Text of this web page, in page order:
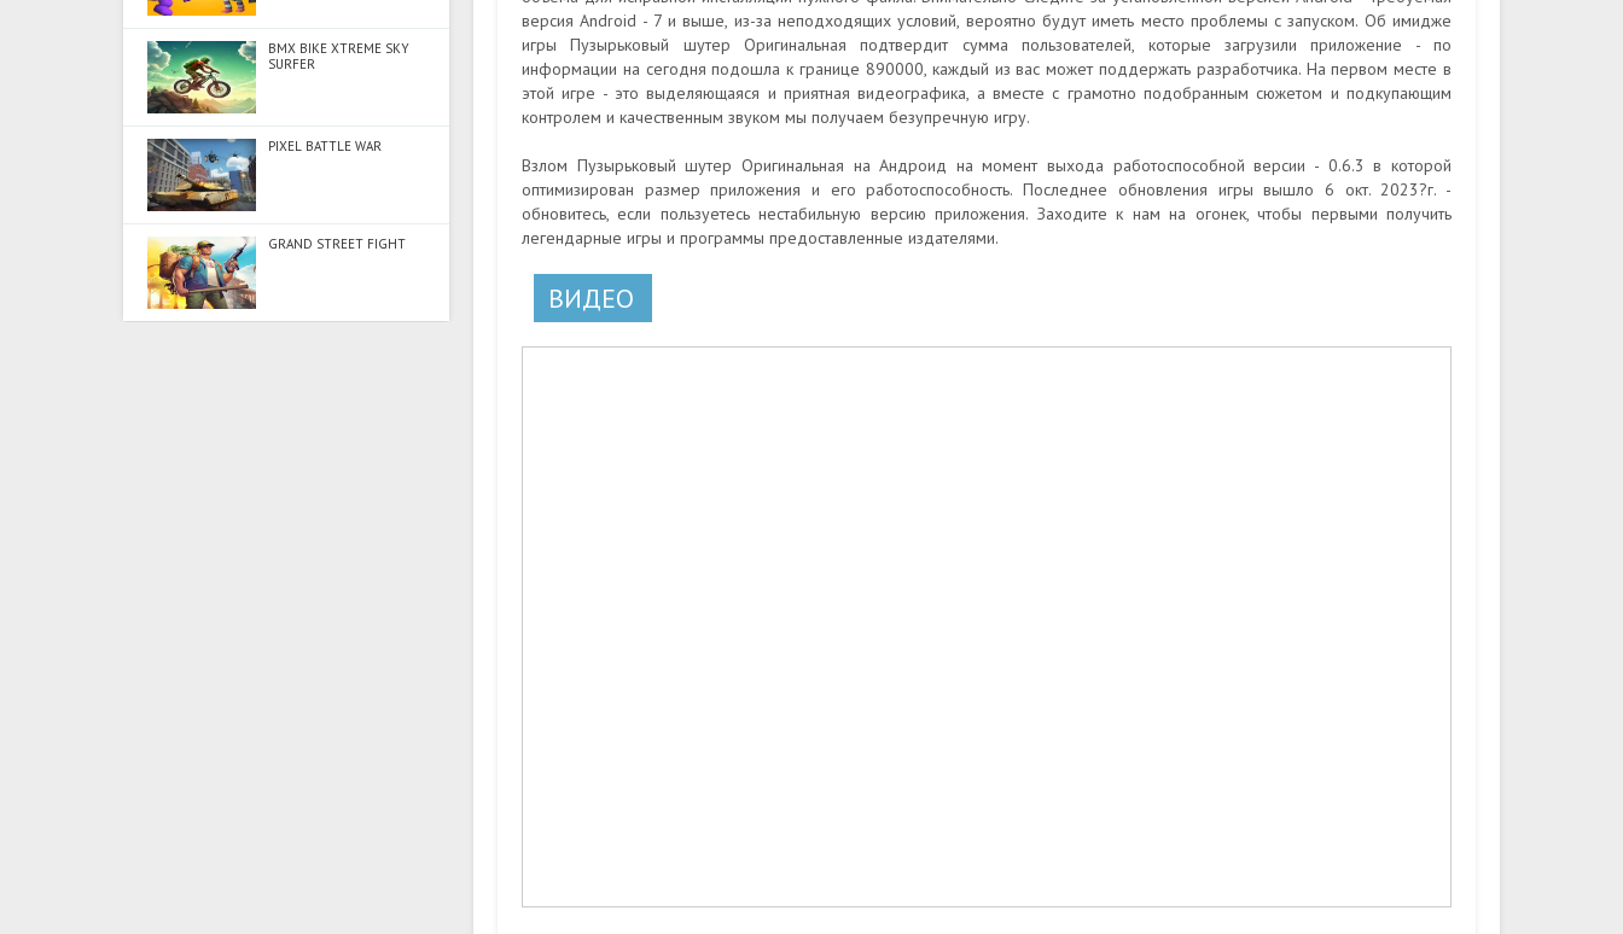
BMX BIKE XTREME SKY
SURFER
PIXEL BATTLE WAR
GRAND STREET FIGHT
версия Android - 7 и выше, из-за неподходящих условий, вероятно будут иметь место проблемы с запуском. Об имидже
игры Пузырьковый шутер Оригинальная подтвердит сумма пользователей, которые загрузили приложение - по
информации на сегодня подошла к границе 890000, каждый из вас может поддержать разработчика. На первом месте в
этой игре - это выделяющаяся и приятная видеографика, а вместе с грамотно подобранным сюжетом и подкупающим
контролем и качественным звуком мы получаем безупречную игру.
Взлом Пузырьковый шутер Оригинальная на Андроид на момент выхода работоспособной версии - 0.6.3 в которой
оптимизирован размер приложения и его работоспособность. Последнее обновления игры вышло 6 окт. 2023?г. -
обновитесь, если пользуетесь нестабильную версию приложения. Заходите к нам на огонек, чтобы первыми получить
легендарные игры и программы предоставленные издателями.
ВИДЕО